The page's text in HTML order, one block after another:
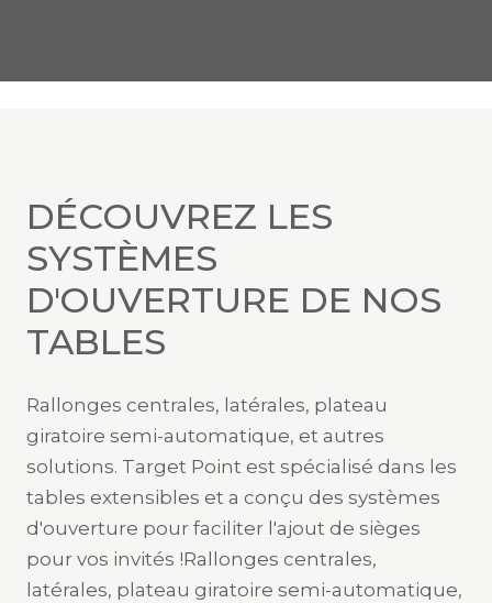
DÉCOUVREZ LES
SYSTÈMES
D'OUVERTURE DE NOS
TABLES
Rallonges centrales, latérales, plateau
giratoire semi-automatique, et autres
solutions. Target Point est spécialisé dans les
tables extensibles et a conçu des systèmes
d'ouverture pour faciliter l'ajout de sièges
pour vos invités !Rallonges centrales,
latérales, plateau giratoire semi-automatique,